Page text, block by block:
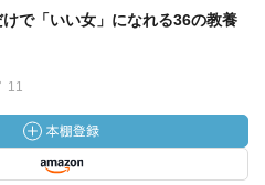
で「いい女」になれる36の教養
11